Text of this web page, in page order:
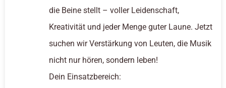
die Beine stellt – voller Leidenschaft,
Kreativität und jeder Menge guter Laune. Jetzt
suchen wir Verstärkung von Leuten, die Musik
nicht nur hören, sondern leben!
Dein Einsatzbereich: